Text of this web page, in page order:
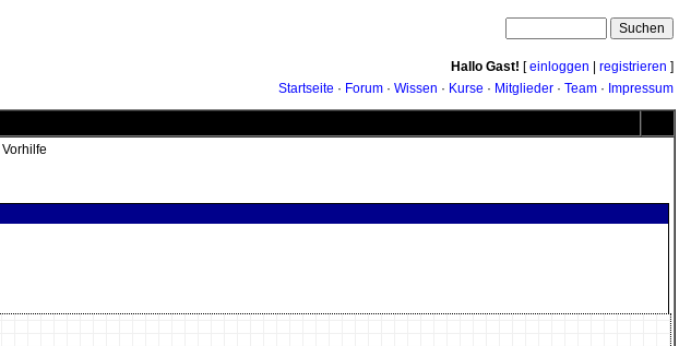
Hallo Gast! [einloggen registrieren ]
Startseite · Forum · Wissen · Kurse · Mitglieder · Team · Impressum
Vorhilfe